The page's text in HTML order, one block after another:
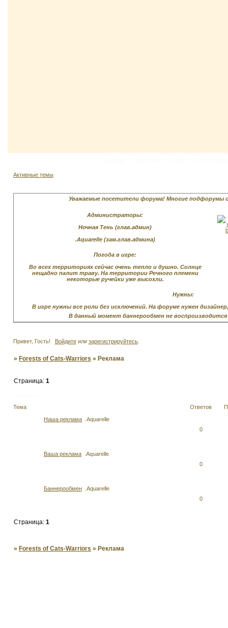
Активные темы
Уважаемые посетители форума! Многие подфорумы
Администраторы:
Ночная Тень (глав.админ)
.Aquarelle (зам.глав.админа)
Погода в игре:
Во всех территориях сейчас очень тепло и душно. Солнце
нещадно палит траву. На территории Речного племени
некоторые ручейки уже высохли.
Нужны:
В игре нужны все роли без исключений. На форуме нужен
В данный момент баннерообмен не воспроизводится
Привет, Гость! Войдитеили зарегистрируйтесь.
»Forests of Cats-Warriors »Реклама
Страница:1
Тема Ответов
Наша реклама
.Aquarelle
0
Ваша реклама
.Aquarelle
0
Баннерообмен
.Aquarelle
0
Страница:1
»Forests of Cats-Warriors »Реклама